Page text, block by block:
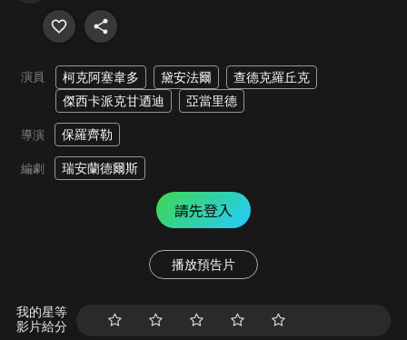
演員 柯克阿塞韋多 黛安法爾
查德克羅丘克
傑西卡派克甘迺迪
亞當里德
導演 保羅齊勒
編劇 瑞安蘭德爾斯
請先登入
播放預告片
我的星等
影片給分